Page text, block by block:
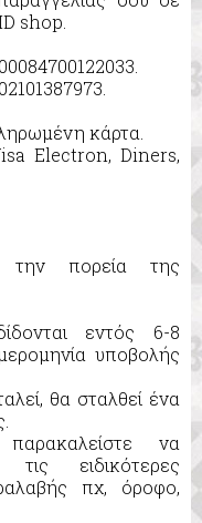
shop.
κάρτα.
Electron, Diners,
πορεία της
εντός 6-8
υποβολής
θα σταλθεί ένα
να
ειδικότερες
πχ, όροφο,